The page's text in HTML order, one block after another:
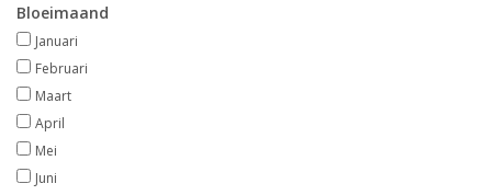
Zomerbloeiers
Herfstbloeiers
Schaduwplanten
Bloeimaand
Januari
Februari
Maart
April
Mei
Juni